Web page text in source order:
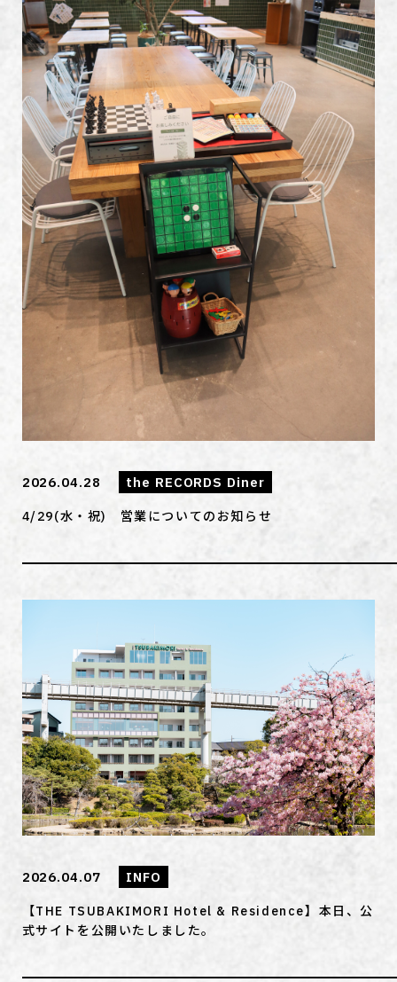
2026.04.28 the RECORDS Diner
4/29(水・祝) 営業についてのお知らせ
2026.04.07 INFO
【THE TSUBAKIMORI Hotel & Residence】本日、公
式サイトを公開いたしました。